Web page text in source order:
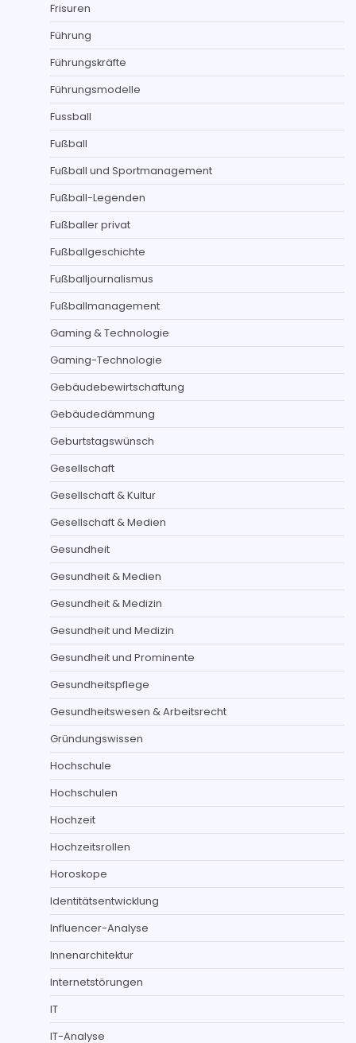
Frisuren
Führung
Führungskräfte
Führungsmodelle
Fussball
Fußball
Fußball und Sportmanagement
Fußball-Legenden
Fußballer privat
Fußballgeschichte
Fußballjournalismus
Fußballmanagement
Gaming & Technologie
Gaming-Technologie
Gebäudebewirtschaftung
Gebäudedämmung
Geburtstagswünsch
Gesellschaft
Gesellschaft & Kultur
Gesellschaft & Medien
Gesundheit
Gesundheit & Medien
Gesundheit & Medizin
Gesundheit und Medizin
Gesundheit und Prominente
Gesundheitspflege
Gesundheitswesen & Arbeitsrecht
Gründungswissen
Hochschule
Hochschulen
Hochzeit
Hochzeitsrollen
Horoskope
Identitätsentwicklung
Influencer-Analyse
Innenarchitektur
Internetstörungen
IT
IT-Analyse